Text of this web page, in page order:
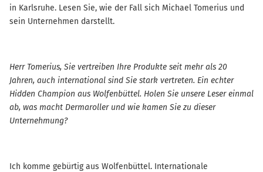
in Karlsruhe. Lesen Sie, wie der Fall sich Michael Tomerius und
sein Unternehmen darstellt.
Herr Tomerius, Sie vertreiben Ihre Produkte seit mehr als 20
Jahren, auch international sind Sie stark vertreten. Ein echter
Hidden Champion aus Wolfenbüttel. Holen Sie unsere Leser einmal
ab, was macht Dermaroller und wie kamen Sie zu dieser
Unternehmung?
Ich komme gebürtig aus Wolfenbüttel. Internationale